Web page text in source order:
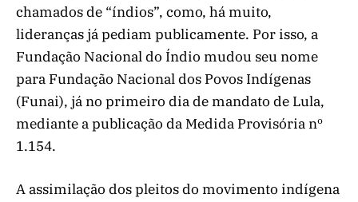
chamados de “índios”, como, há muito,
lideranças já pediam publicamente. Por isso, a
Fundação Nacional do Índio mudou seu nome
para Fundação Nacional dos Povos Indígenas
(Funai), já no primeiro dia de mandato de Lula,
mediante a publicação da Medida Provisória nº
1.154.
A assimilação dos pleitos do movimento indígena